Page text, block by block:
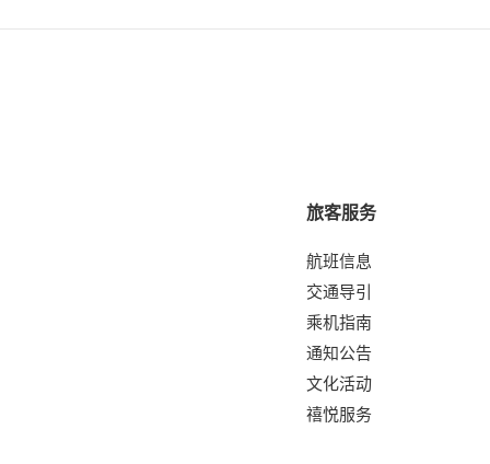
旅客服务
航班信息
交通导引
乘机指南
通知公告
文化活动
禧悦服务